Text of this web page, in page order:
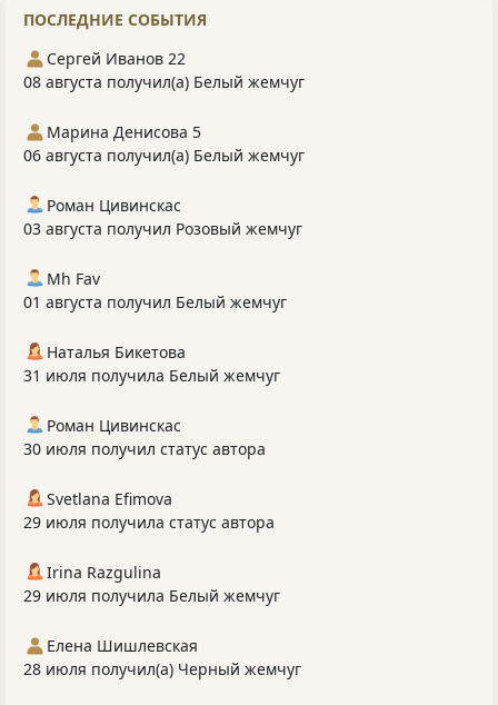
ПОСЛЕДНИЕ СОБЫТИЯ
Сергей Иванов 22
08 августа получил(а) Белый жемчуг
Марина Денисова 5
06 августа получил(а) Белый жемчуг
Роман Цивинскас
03 августа получил Розовый жемчуг
Mh Fav
01 августа получил Белый жемчуг
Наталья Бикетова
31 июля получила Белый жемчуг
Роман Цивинскас
30 июля получил статус автора
Svetlana Efimova
29 июля получила статус автора
Irina Razgulina
29 июля получила Белый жемчуг
Елена Шишлевская
28 июля получил(а) Черный жемчуг